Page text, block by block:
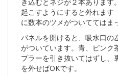
起こすようにすると外れます
に数本のツメがついててはま
パネルを開けると、吸水口の
がついています。青、ピンク
プラーを引き抜いてはずし、
を外せばOKです。